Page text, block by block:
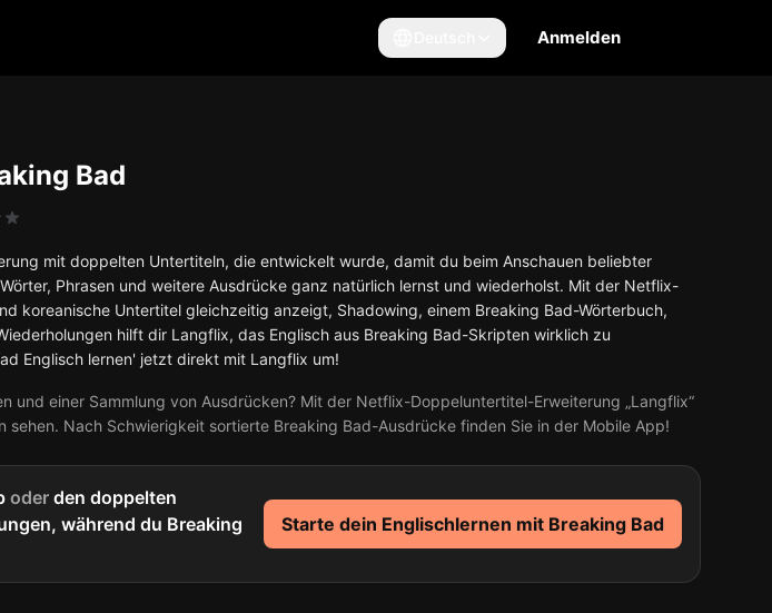
Anmelden
Bad
mit doppelten Untertiteln, die entwickelt wurde, damit du beim Anschauen beliebter
Phrasen und weitere Ausdrücke ganz natürlich lernst und wiederholst. Mit der Netflix-
koreanische Untertitel gleichzeitig anzeigt, Shadowing, einem Breaking Bad-Wörterbuch,
hilft dir Langflix, das Englisch aus Breaking Bad-Skripten wirklich zu
Englisch lernen' jetzt direkt mit Langflix um!
und einer Sammlung von Ausdrücken? Mit der Netflix-Doppeluntertitel-Erweiterung „Langflix“
sehen. Nach Schwierigkeit sortierte Breaking Bad-Ausdrücke finden Sie in der Mobile App!
oder den doppelten
während du Breaking
Starte dein Englischlernen mit Breaking Bad